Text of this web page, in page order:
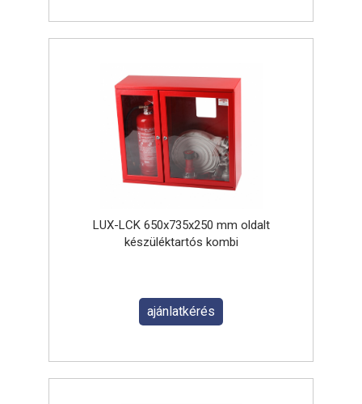
LUX-LCK 650x735x250 mm oldalt
készüléktartós kombi
ajánlatkérés